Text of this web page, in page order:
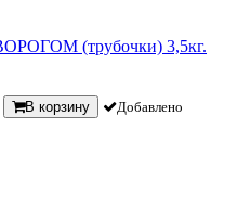
(трубочки) 3,5кг.
В корзину Добавлено